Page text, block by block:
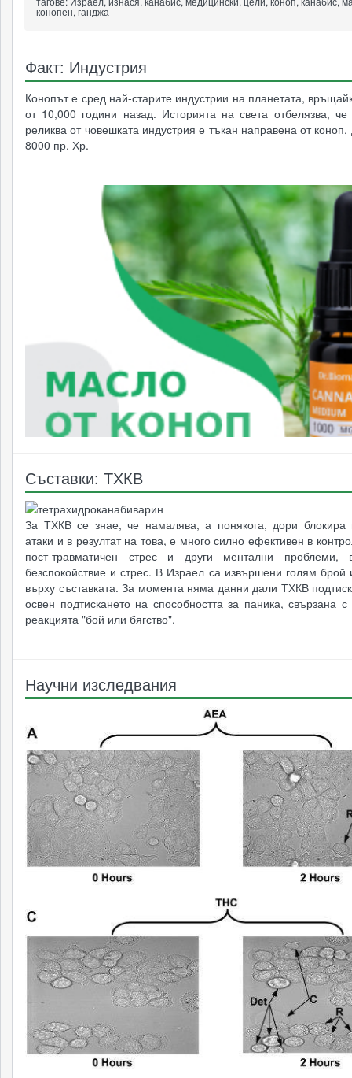
конопен, ганджа
Факт: Индустрия
Конопът е сред най-старите индустрии на планетата,
от 10,000 години назад. Историята на света отбелязва, че
реликва от човешката индустрия е тъкан направена от
8000 пр. Хр.
Съставки: ТХКВ
За ТХКВ се знае, че намалява, а понякога, дори блокира
атаки и в резултат на това, е много силно ефективен в
пост-травматичен стрес и други ментални проблеми,
безспокойствие и стрес. В Израел са извършени голям брой
върху съставката. За момента няма данни дали ТХКВ
освен подтискането на способността за паника, свързана
реакцията "бой или бягство".
Научни изследвания